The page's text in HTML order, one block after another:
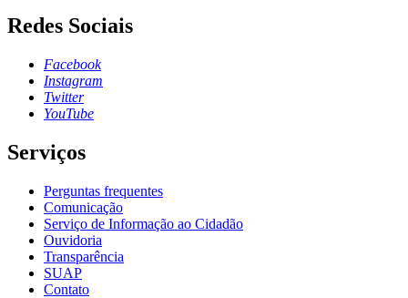
Redes Sociais
Facebook
Instagram
Twitter
YouTube
Serviços
Perguntas frequentes
Comunicação
Serviço de Informação ao Cidadão
Ouvidoria
Transparência
SUAP
Contato